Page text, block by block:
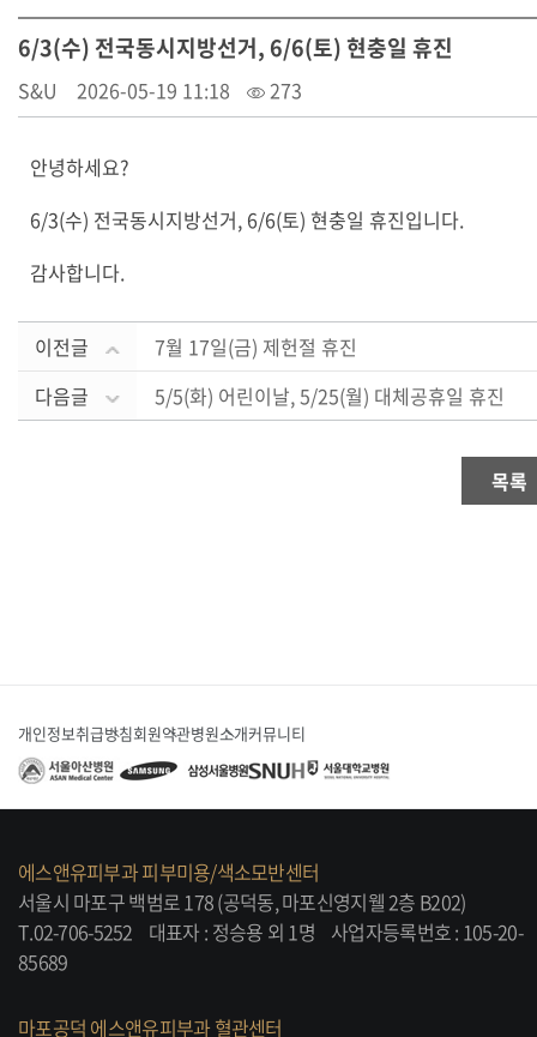
6/3(수) 전국동시지방선거, 6/6(토) 현충일 휴진
S&U 2026-05-19 11:18 273
안녕하세요?
6/3(수) 전국동시지방선거, 6/6(토) 현충일 휴진입니다.
감사합니다.
이전글
7월 17일(금) 제헌절 휴진
다음글
5/5(화) 어린이날, 5/25(월) 대체공휴일 휴진
목록
개인정보취급방침회원약관병원소개커뮤니티
에스앤유피부과 피부미용/색소모반센터
서울시 마포구 백범로 178 (공덕동, 마포신영지웰 2층 B202)
T.02-706-5252
대표자 : 정승용 외 1명
사업자등록번호 : 105-20-
85689
마포공덕 에스앤유피부과 혈관센터